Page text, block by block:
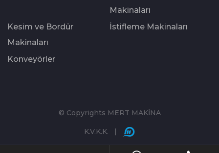
Makinaları
Kesim ve Bordür
Makinaları
İstifleme Makinaları
Konveyörler
© Copyrights MERT MAKİNA
K.V.K.K. |